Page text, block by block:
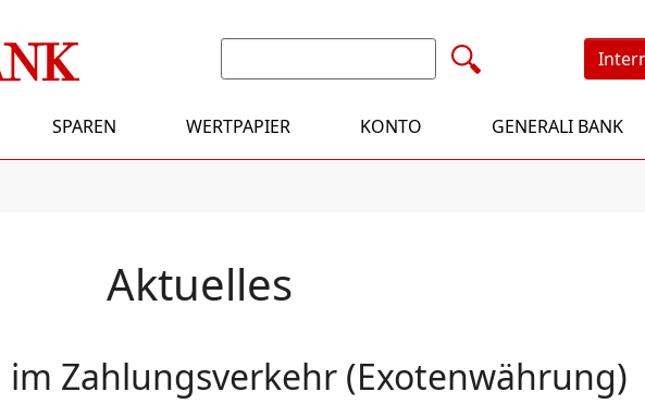
SPAREN WERTPAPIER KONTO GENERALI BANK
Aktuelles
Zahlungsverkehr (Exotenwährung)